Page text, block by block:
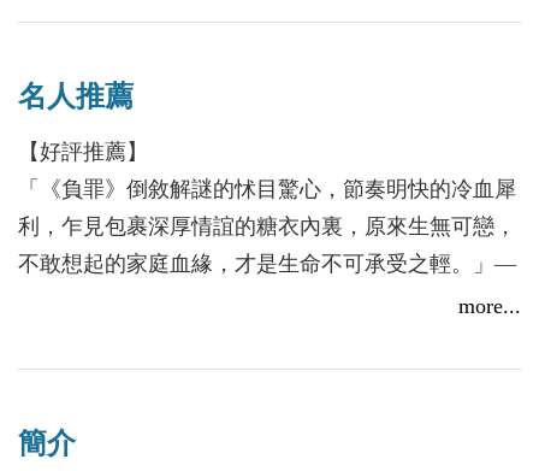
名人推薦
【好評推薦】
「《負罪》倒敘解謎的怵目驚心，節奏明快的冷血犀
利，乍見包裹深厚情誼的糖衣內裏，原來生無可戀，
不敢想起的家庭血緣，才是生命不可承受之輕。」—
「你以為你只是身處漩渦，但待潮水褪去，卻驚覺手
柳煙穗，《記得歲月》作者
more...
簡介